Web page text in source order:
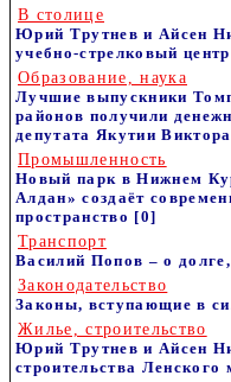
В столице
Юрий Трутнев и Айсен
учебно-стрелковый
Образование, наука
Лучшие выпускники
районов получили
депутата Якутии
Промышленность
Новый парк в Нижнем
Алдан» создаёт
пространство [0]
Транспорт
Василий Попов – о
Законодательство
Законы, вступающие в
Жилье, строительство
Юрий Трутнев и Айсен
строительства Ленского